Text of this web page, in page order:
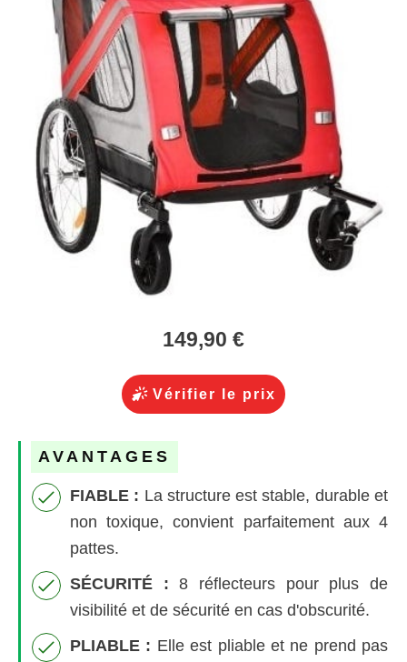
149,90 €
Vérifier le prix
AVANTAGES
FIABLE : La structure est stable, durable et
non toxique, convient parfaitement aux 4
pattes.
SÉCURITÉ :8 réflecteurs pour plus de
visibilité et de sécurité en cas d'obscurité.
PLIABLE : Elle est pliable et ne prend pas